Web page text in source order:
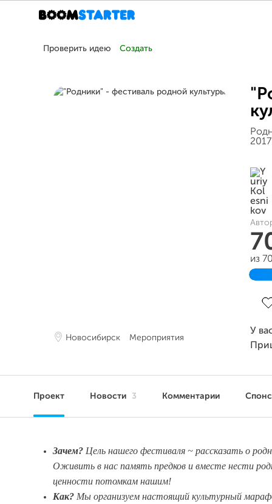
Проверить идею Создать
Новосибирск Мероприятия
из
У
Проект Новости 3 Комментарии
Зачем? Цель нашего фестиваля ~ рассказать о
Оживить в нас память предков и вместе нести
ценности потомкам нашим!
Как? Мы организуем настоящий культурный